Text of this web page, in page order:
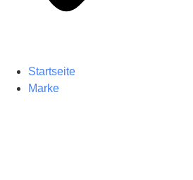
Startseite
Marke